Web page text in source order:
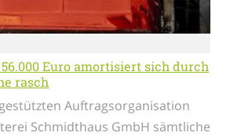
Euro amortisiert sich durch
rasch
Auftragsorganisation
Schmidthaus GmbH sämtliche